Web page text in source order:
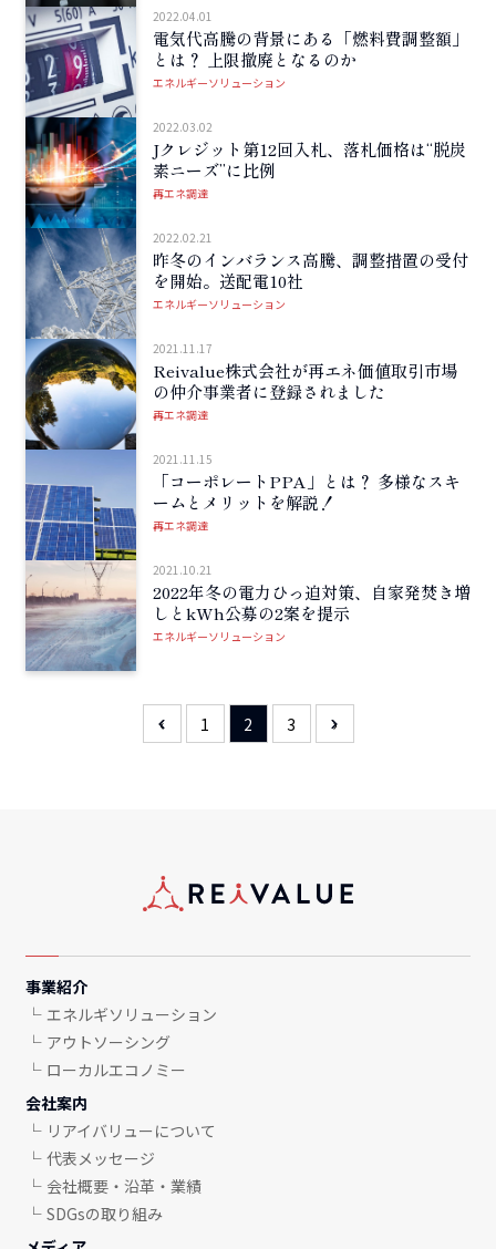
2022.04.01
電気代高騰の背景にある「燃料費調整額」
とは？ 上限撤廃となるのか
エネルギーソリューション
2022.03.02
Jクレジット第12回入札、落札価格は“脱炭
素ニーズ”に比例
再エネ調達
2022.02.21
昨冬のインバランス高騰、調整措置の受付
を開始。送配電10社
エネルギーソリューション
2021.11.17
Reivalue株式会社が再エネ価値取引市場
の仲介事業者に登録されました
再エネ調達
2021.11.15
「コーポレートPPA」とは？ 多様なスキ
ームとメリットを解説！
再エネ調達
2021.10.21
2022年冬の電力ひっ迫対策、自家発焚き増
しとkWh公募の2案を提示
エネルギーソリューション
‹ 1 2 3 ›
事業紹介
エネルギソリューション
アウトソーシング
ローカルエコノミー
会社案内
リアイバリューについて
代表メッセージ
会社概要・沿革・業績
SDGsの取り組み